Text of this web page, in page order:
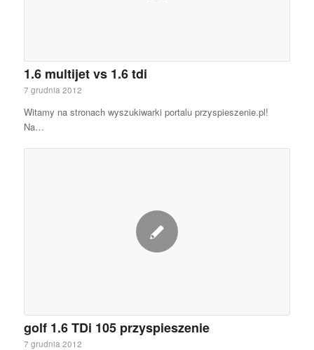
1.6 multijet vs 1.6 tdi
7 grudnia 2012
Witamy na stronach wyszukiwarki portalu przyspieszenie.pl!
Na…
golf 1.6 TDi 105 przyspieszenie
7 grudnia 2012